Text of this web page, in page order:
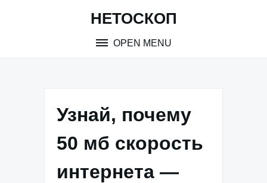
НЕТОСКОП
OPEN MENU
Узнай, почему
50 мб скорость
интернета —